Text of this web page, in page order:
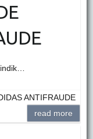
ANTIFRAUDE
read more